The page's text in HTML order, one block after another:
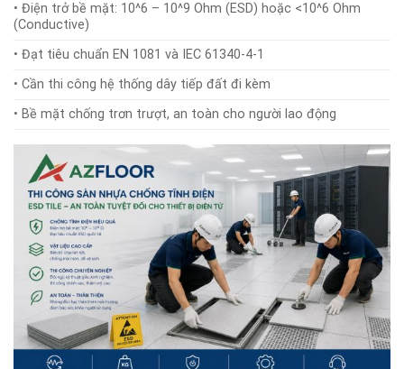
• Điện trở bề mặt: 10^6 – 10^9 Ohm (ESD) hoặc <10^6 Ohm
(Conductive)
• Đạt tiêu chuẩn EN 1081 và IEC 61340-4-1
• Cần thi công hệ thống dây tiếp đất đi kèm
• Bề mặt chống trơn trượt, an toàn cho người lao động